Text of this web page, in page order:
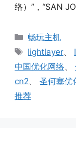
络）”，“SAN
分
类
畅玩主机
标
签
lightlayer、
中国优化网络、
cn2、 圣何塞优
推荐